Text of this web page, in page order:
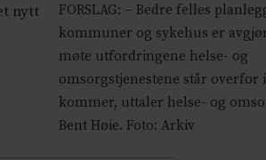
FORSLAG: – Bedre felles
kommuner og sykehus er
møte utfordringene helse- og
omsorgstjenestene står overfor
kommer, uttaler helse- og
Bent Høie. Foto: Arkiv
nytt